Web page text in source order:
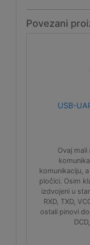
Povezani
USB-
Ovaj mali
komunikaciju,
pločici. Osim
izdvojeni u
RXD, TXD,
ostali pinovi